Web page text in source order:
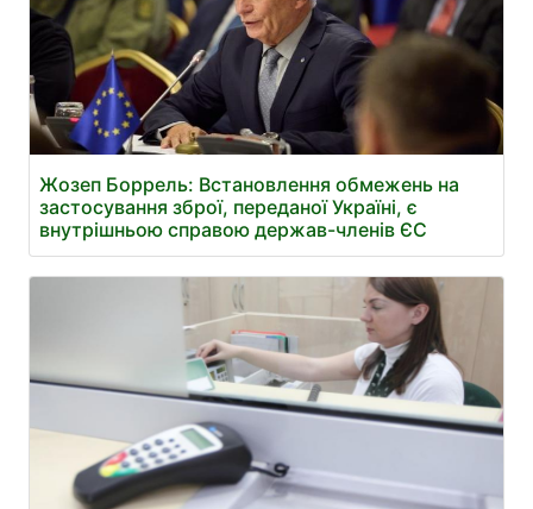
Жозеп Боррель: Встановлення обмежень на
застосування зброї, переданої Україні, є
внутрішньою справою держав-членів ЄС